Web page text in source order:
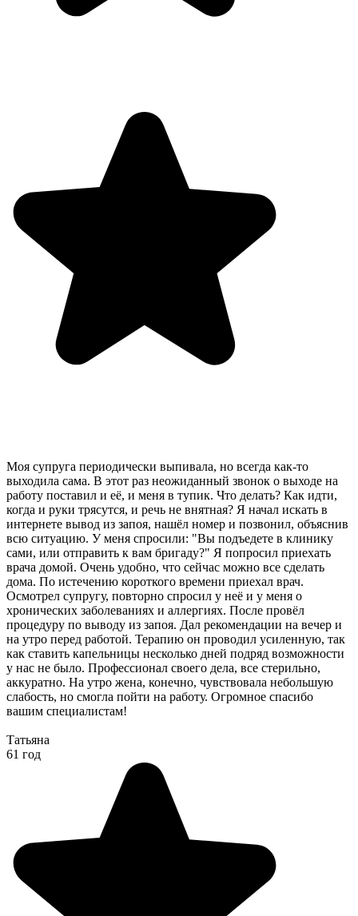
Моя супруга периодически выпивала, но всегда как-то
выходила сама. В этот раз неожиданный звонок о выходе на
работу поставил и её, и меня в тупик. Что делать? Как идти,
когда и руки трясутся, и речь не внятная? Я начал искать в
интернете вывод из запоя, нашёл номер и позвонил, объяснив
всю ситуацию. У меня спросили: "Вы подъедете в клинику
сами, или отправить к вам бригаду?" Я попросил приехать
врача домой. Очень удобно, что сейчас можно все сделать
дома. По истечению короткого времени приехал врач.
Осмотрел супругу, повторно спросил у неё и у меня о
хронических заболеваниях и аллергиях. После провёл
процедуру по выводу из запоя. Дал рекомендации на вечер и
на утро перед работой. Терапию он проводил усиленную, так
как ставить капельницы несколько дней подряд возможности
у нас не было. Профессионал своего дела, все стерильно,
аккуратно. На утро жена, конечно, чувствовала небольшую
слабость, но смогла пойти на работу. Огромное спасибо
вашим специалистам!
Татьяна
61 год